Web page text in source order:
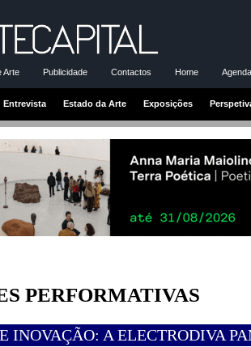
Arte Publicidade Contactos Home
Entrevista Estado da Arte Exposições
PERFORMATIVAS
INOVAÇÃO: A ELECTRODIVA